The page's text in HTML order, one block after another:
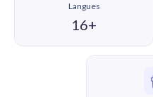
Langues
16+